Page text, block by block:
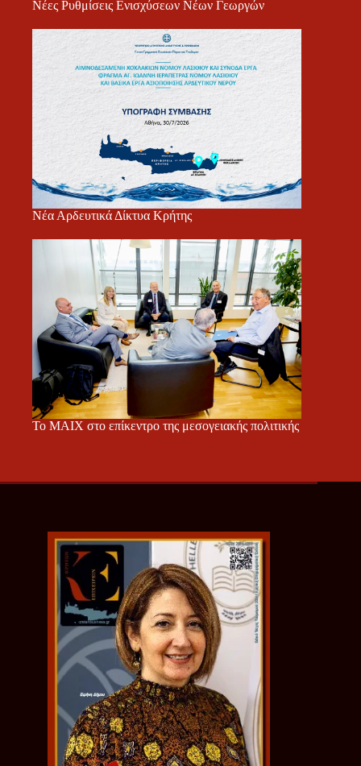
Νέες Ρυθμίσεις Ενισχύσεων Νέων Γεωργών
Νέα Αρδευτικά Δίκτυα Κρήτης
Το ΜΑΙΧ στο επίκεντρο της μεσογειακής πολιτικής